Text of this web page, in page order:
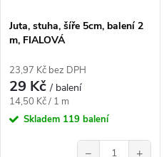
Juta, stuha, šíře 5cm, balení 2
m, FIALOVÁ
23,97 Kč bez DPH
29 Kč/ balení
Měrná
cena:
14,50 Kč / 1 m
Skladem 119 balení
− +